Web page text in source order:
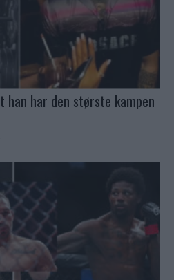
han har den største kampen